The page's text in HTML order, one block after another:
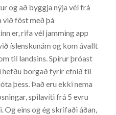
og að byggja nýja vél frá
við föst með þá
er, rifa vél jamming app
íslenskunám og kom ávallt
til landsins. Spírur þróast
hefðu borgað fyrir efnið til
þess. Það eru ekki nema
spilavíti frá 5 evru
Og eins og ég skrifaði áðan,